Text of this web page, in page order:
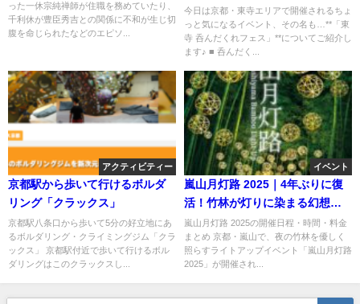
った一休宗純禅師が住職を務めていたり、
千利休が豊臣秀吉との関係に不和が生じ切
腹を命じられたなどのエピソ...
注目🍶✨
今日は京都・東寺エリアで開催されるちょ
っと気になるイベント、その名も…**「東
寺 呑んだくれフェス」**についてご紹介し
ます♪ ■ 呑んだく...
アクティビティー
京都駅から歩いて行けるボルダ
リング「クラックス」
京都駅八条口から歩いて5分の好立地にあ
るボルダリング・クライミングジム「クラ
ックス」 京都駅付近で歩いて行けるボル
ダリングはこのクラックスし...
イベント
嵐山月灯路 2025｜4年ぶりに復
活！竹林が灯りに染まる幻想的
な夜
嵐山月灯路 2025の開催日程・時間・料金
まとめ 京都・嵐山で、夜の竹林を優しく
照らすライトアップイベント「嵐山月灯路
2025」が開催され...